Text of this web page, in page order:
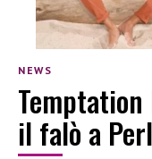
NEWS
il falò a